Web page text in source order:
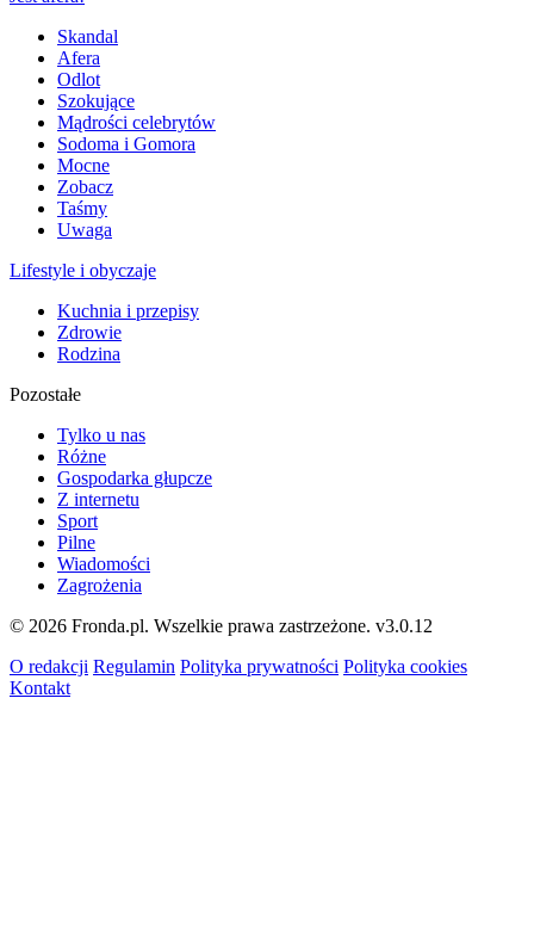
Skandal
Afera
Odlot
Szokujące
Mądrości celebrytów
Sodoma i Gomora
Mocne
Zobacz
Taśmy
Uwaga
Lifestyle i obyczaje
Kuchnia i przepisy
Zdrowie
Rodzina
Pozostałe
Tylko u nas
Różne
Gospodarka głupcze
Z internetu
Sport
Pilne
Wiadomości
Zagrożenia
© 2026 Fronda.pl. Wszelkie prawa zastrzeżone. v3.0.12
O redakcji Regulamin Polityka prywatności Polityka cookies
Kontakt